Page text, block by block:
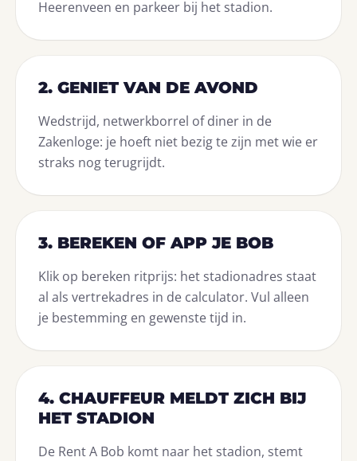
Heerenveen en parkeer bij het stadion.
2. GENIET VAN DE AVOND
Wedstrijd, netwerkborrel of diner in de
Zakenloge: je hoeft niet bezig te zijn met wie er
straks nog terugrijdt.
3. BEREKEN OF APP JE BOB
Klik op bereken ritprijs: het stadionadres staat
al als vertrekadres in de calculator. Vul alleen
je bestemming en gewenste tijd in.
4. CHAUFFEUR MELDT ZICH BIJ
HET STADION
De Rent A Bob komt naar het stadion, stemt